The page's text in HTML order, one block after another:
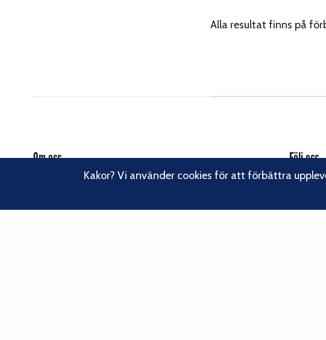
Alla resultat finns på
Om oss
norr. Klättrarna i Sverige är dock betydligt fler och vi för din
Följ oss
Kakor? Vi använder cookies för att förbättra